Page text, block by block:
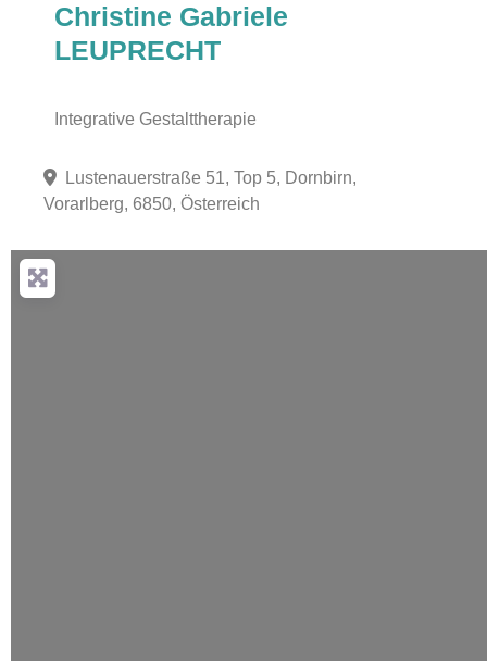
Christine Gabriele
LEUPRECHT
Integrative Gestalttherapie
Lustenauerstraße 51, Top 5, Dornbirn,
Vorarlberg, 6850, Österreich